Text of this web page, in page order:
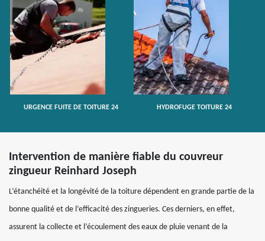
URGENCE FUITE DE TOITURE 24 HYDROFUGE TOITURE 24
Intervention de manière fiable du couvreur
zingueur Reinhard Joseph
L’étanchéité et la longévité de la toiture dépendent en grande partie de la
bonne qualité et de l’efficacité des zingueries. Ces derniers, en effet,
assurent la collecte et l’écoulement des eaux de pluie venant de la